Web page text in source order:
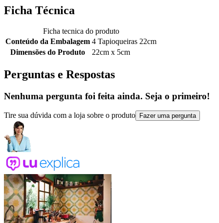
Ficha Técnica
Ficha tecnica do produto
Conteúdo da Embalagem 4 Tapioqueiras 22cm
Dimensões do Produto
22cm x 5cm
Perguntas e Respostas
Nenhuma pergunta foi feita ainda. Seja o primeiro!
Tire sua dúvida com a loja sobre o produto Fazer uma pergunta